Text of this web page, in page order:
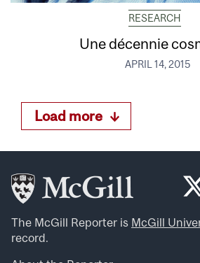
RESEARCH
Une décennie
APRIL 14, 2015
Load more
The McGill Reporter is McGill
record.